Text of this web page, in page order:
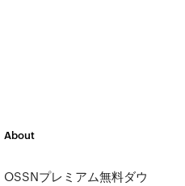
About
OSSNプレミアム無料ダウ